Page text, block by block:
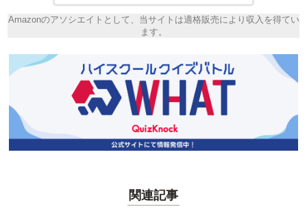
Amazonのアソシエイトとして、当サイトは適格販売により収入を得てい
ます。
関連記事